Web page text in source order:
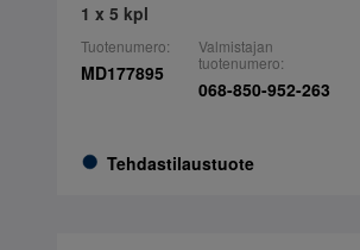
1 x 5 kpl
Tuotenumero:
MD177895
Tehdastilaustuote
Valmistajan
tuotenumero:
068-850-952-263